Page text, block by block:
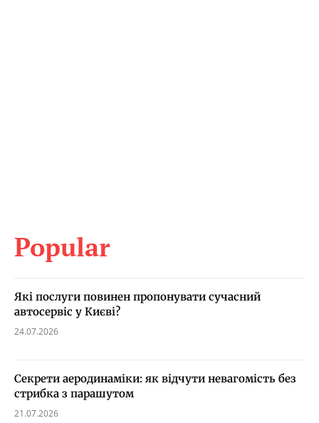
Popular
Які послуги повинен пропонувати сучасний
автосервіс у Києві?
24.07.2026
Секрети аеродинаміки: як відчути невагомість без
стрибка з парашутом
21.07.2026